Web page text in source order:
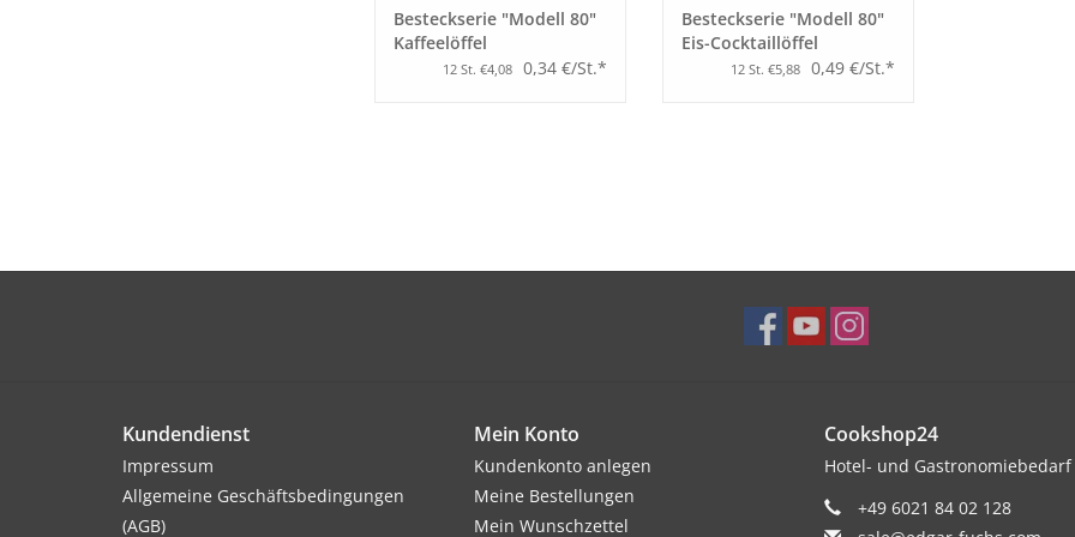
Besteckserie "Modell 80"
Kaffeelöffel
12 St. €4,08 0,34 €/St.*
Besteckserie "Modell 80"
Eis-Cocktaillöffel
12 St. €5,88 0,49 €/St.*
Kundendienst
Impressum
Allgemeine Geschäftsbedingungen
(AGB)
Mein Konto
Kundenkonto anlegen
Meine Bestellungen
Mein Wunschzettel
Cookshop24
Hotel- und Gastronomiebedarf
+49 6021 84 02 128